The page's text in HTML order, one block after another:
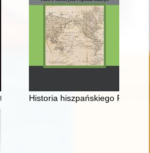
: das sowjetische Gefängnis in Tost
Historia hiszpańskiego